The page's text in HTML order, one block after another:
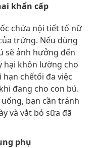
khẩn cấp
chứa nội tiết tố nữ
trứng. Nếu dùng
sẽ ảnh hưởng đến
hại khôn lường cho
chếtối đa việc
đang cho con bú.
bạn cần tránh
và vắt bỏ sữa đã
phụ